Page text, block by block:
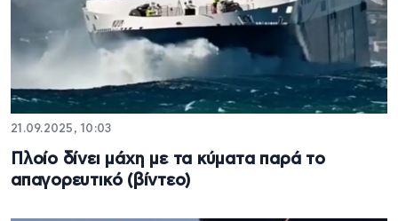
21.09.2025, 10:03
Πλοίο δίνει μάχη με τα κύματα παρά το
απαγορευτικό (βίντεο)